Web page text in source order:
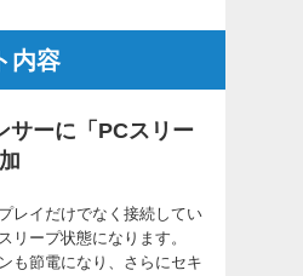
内容
サーに「PCスリー
レイだけでなく接続してい
リープ状態になります。
も節電になり、さらにセキ